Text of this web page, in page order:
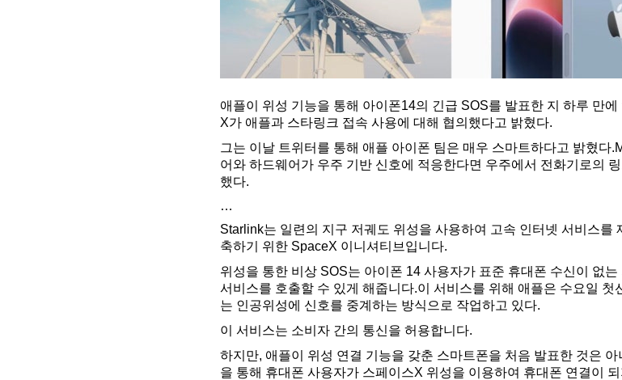
애플이 위성 기능을 통해 아이폰14의 긴급 SOS를 발표한 지 하루 만
X가 애플과 스타링크 접속 사용에 대해 협의했다고 밝혔다.
그는 이날 트위터를 통해 애플 아이폰 팀은 매우 스마트하다고 밝혔다
어와 하드웨어가 우주 기반 신호에 적응한다면 우주에서 전화기로의
했다.
…
Starlink는 일련의 지구 저궤도 위성을 사용하여 고속 인터넷 서비스를
축하기 위한 SpaceX 이니셔티브입니다.
위성을 통한 비상 SOS는 아이폰 14 사용자가 표준 휴대폰 수신이 없
서비스를 호출할 수 있게 해줍니다.이 서비스를 위해 애플은 수요일
는 인공위성에 신호를 중계하는 방식으로 작업하고 있다.
이 서비스는 소비자 간의 통신을 허용합니다.
하지만, 애플이 위성 연결 기능을 갖춘 스마트폰을 처음 발표한 것은
을 통해 휴대폰 사용자가 스페이스X 위성을 이용하여 휴대폰 연결이